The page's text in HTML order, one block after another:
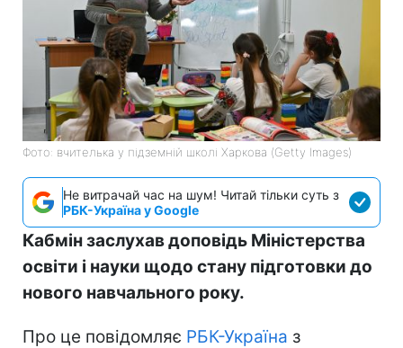
Фото: вчителька у підземній школі Харкова (Getty Images)
Не витрачай час на шум! Читай тільки суть з
РБК-Україна у Google
Кабмін заслухав доповідь Міністерства
освіти і науки щодо стану підготовки до
нового навчального року.
Про це повідомляє РБК-Україна з